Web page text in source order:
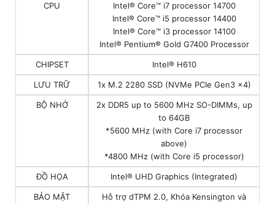
CPU
Intel® Core™ i7 processor 14700
Intel® Core™ i5 processor 14400
Intel® Core™ i3 processor 14100
Intel® Pentium® Gold G7400 Processor
CHIPSET Intel® H610
LƯU TRỮ 1x M.2 2280 SSD (NVMe PCIe Gen3 x4)
BỘ NHỚ
2x DDR5 up to 5600 MHz SO-DIMMs, up
to 64GB
*5600 MHz (with Core i7 processor
above)
*4800 MHz (with Core i5 processor)
ĐỒ HỌA Intel® UHD Graphics (Integrated)
BẢO MẬT
Hỗ trợ dTPM 2.0, Khóa Kensington và